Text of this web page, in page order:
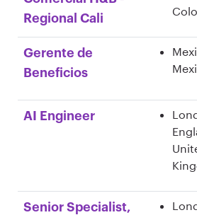
Regional Cali
Gerente de
Beneficios
AI Engineer
Senior Specialist,